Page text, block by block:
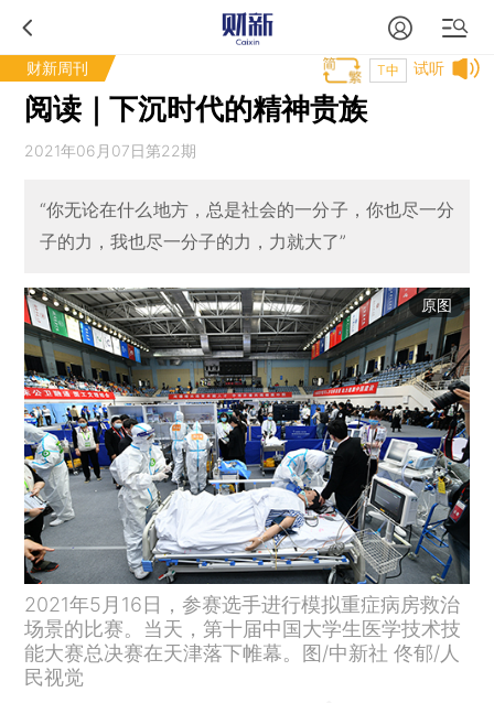
财新周刊 试听
T中
阅读｜下沉时代的精神贵族
2021年06月07日第22期
“你无论在什么地方，总是社会的一分子，你也尽一分
子的力，我也尽一分子的力，力就大了”
原图
2021年5月16日，参赛选手进行模拟重症病房救治
场景的比赛。当天，第十届中国大学生医学技术技
能大赛总决赛在天津落下帷幕。图/中新社 佟郁/人
民视觉